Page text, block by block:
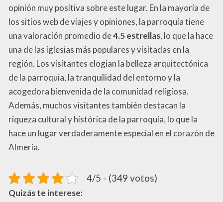
opinión muy positiva sobre este lugar. En la mayoría de
los sitios web de viajes y opiniones, la parroquia tiene
una valoración promedio de4.5 estrellas, lo que la hace
una de las iglesias más populares y visitadas en la
región. Los visitantes elogian la belleza arquitectónica
de la parroquia, la tranquilidad del entorno y la
acogedora bienvenida de la comunidad religiosa.
Además, muchos visitantes también destacan la
riqueza cultural y histórica de la parroquia, lo que la
hace un lugar verdaderamente especial en el corazón de
Almería.
4/5 - (349 votos)
Quizás te interese: